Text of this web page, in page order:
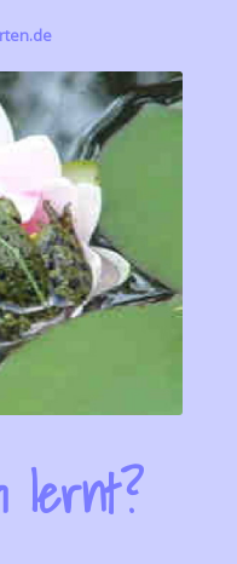
lernt?